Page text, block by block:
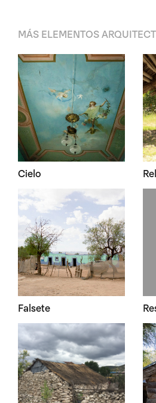
MÁS ELEMENTOS
Cielo
Falsete